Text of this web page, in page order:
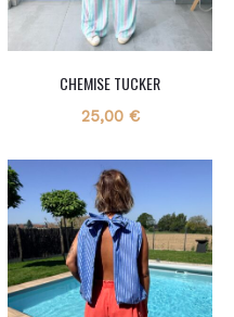
CHEMISE TUCKER
25,00 €